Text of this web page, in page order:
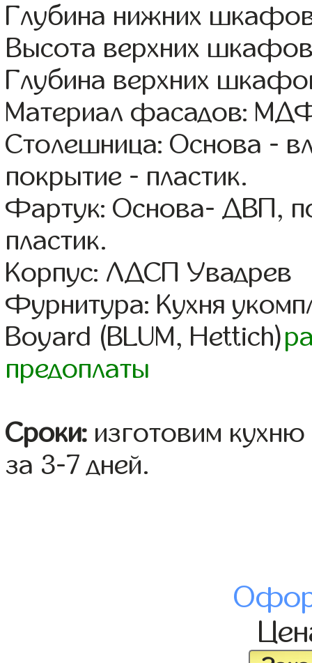
Глубина нижних
Высота верхних
Глубина верхних
Материал фасадов:
Столешница: Основа -
покрытие - пластик.
Фартук: Основа- ДВП,
пластик.
Корпус: ЛДСП Увадрев
Фурнитура: Кухня
Boyard (BLUM, Hettich)
предоплаты
Сроки: изготовим
за 3-7 дней.